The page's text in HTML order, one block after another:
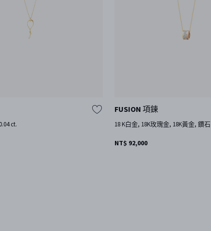
ct.
FUSION 項鍊
18 K白金, 18K玫瑰金, 18K黃金, 鑽石
NT$ 92,000